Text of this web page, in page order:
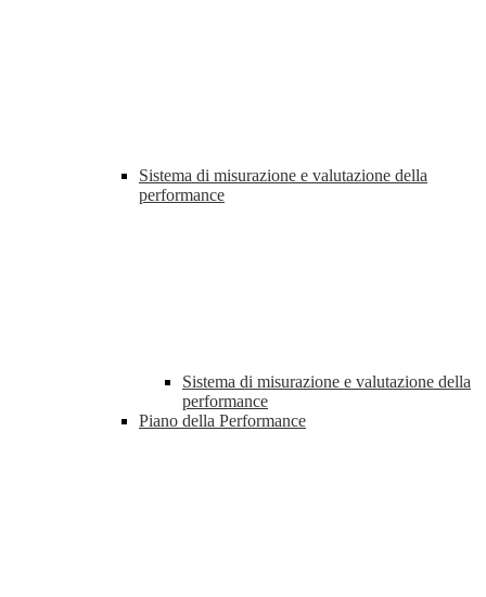
Sistema di misurazione e valutazione della
performance
Sistema di misurazione e valutazione della
performance
Piano della Performance